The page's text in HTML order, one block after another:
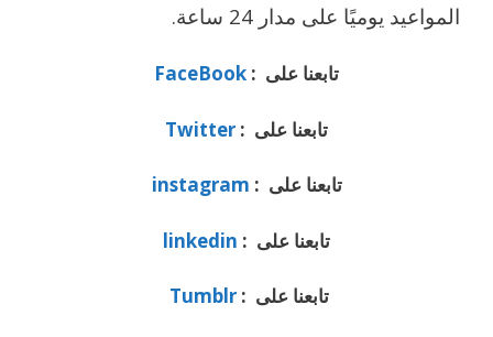
المواعيد يوميًا على مدار 24 ساعة.
تابعنا على : FaceBook
تابعنا على : Twitter
تابعنا على : instagram
تابعنا على : linkedin
تابعنا على :Tumblr